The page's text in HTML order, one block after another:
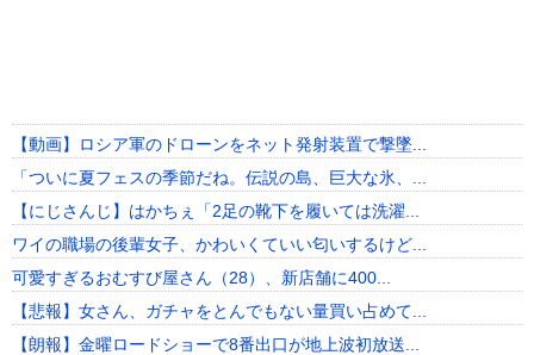
【動画】ロシア軍のドローンをネット発射装置で撃墜...
「ついに夏フェスの季節だね。伝説の島、巨大な氷、...
【にじさんじ】はかちぇ「2足の靴下を履いては洗濯...
ワイの職場の後輩女子、かわいくていい匂いするけど...
可愛すぎるおむすび屋さん（28）、新店舗に400...
【悲報】女さん、ガチャをとんでもない量買い占めて...
【朗報】金曜ロードショーで8番出口が地上波初放送...